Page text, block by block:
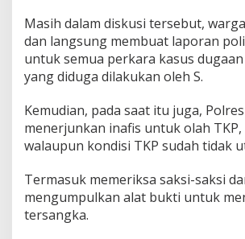
Masih dalam diskusi tersebut,
dan langsung membuat laporan
untuk semua perkara kasus
yang diduga dilakukan oleh S.
Kemudian, pada saat itu juga,
menerjunkan inafis untuk olah
walaupun kondisi TKP sudah tidak
Termasuk memeriksa saksi-saksi
mengumpulkan alat bukti untuk
tersangka.